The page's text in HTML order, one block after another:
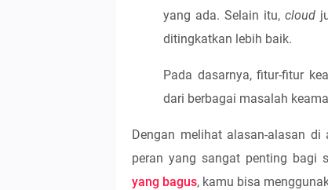
yang ada. Selain itu, cloud
ditingkatkan lebih baik.
Pada dasarnya, fitur-fitur
dari berbagai masalah
Dengan melihat alasan-alasan
peran yang sangat penting bagi
yang bagus, kamu bisa